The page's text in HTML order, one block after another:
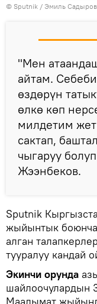
© Sputnik / Эмиль Садыров
"Мен
айтам.
өздөрүн
өлкө көп
милдетим
сактап,
чыгаруу
Жээнбеков.
Sputnik
жыйынтык
алган
тууралуу кандай
Экинчи орунда
шайлоочулардын
Маалымат